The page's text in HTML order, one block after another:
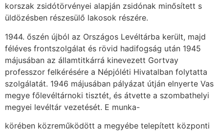
korszak zsidótörvényei alapján zsidónak minősített s
üldözésben részesülő lakosok részére.
1944. őszén újból az Országos Levéltárba került, majd
féléves frontszolgálat és rövid hadifogság után 1945
májusában az államtitkárrá kinevezett Gortvay
professzor felkérésére a Népjóléti Hivatalban folytatta
szolgálatát. 1946 májusában pályázat útján elnyerte Vas
megye főlevéltárnoki tisztét, és átvette a szombathelyi
megyei levéltár vezetését. E munka-
körében közreműködött a megyébe telepített központi